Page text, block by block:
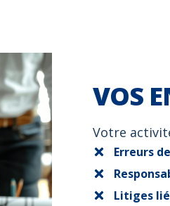
VOS
Votre
Erreurs
Litiges